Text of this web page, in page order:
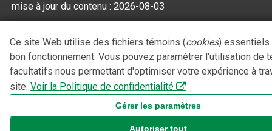
mise à jour du contenu :2026-08-03
Ce site Web utilise des fichiers témoins (cookies) essentiels
bon fonctionnement. Vous pouvez paramétrer l'utilisation de
facultatifs nous permettant d'optimiser votre expérience à
site. Voir la Politique de confidentialité
Gérer les paramètres
Autoriser tout